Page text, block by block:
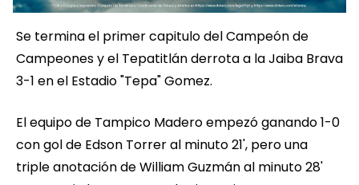
Se termina el primer capitulo del Campeón de
Campeones y el Tepatitlán derrota a la Jaiba Brava
3-1 en el Estadio "Tepa" Gomez.
El equipo de Tampico Madero empezó ganando 1-0
con gol de Edson Torrer al minuto 21', pero una
triple anotación de William Guzmán al minuto 28'